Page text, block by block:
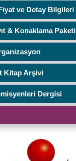
ve Detay Bilgileri
& Konaklama Paketi
Kitap Arşivi
Dergisi